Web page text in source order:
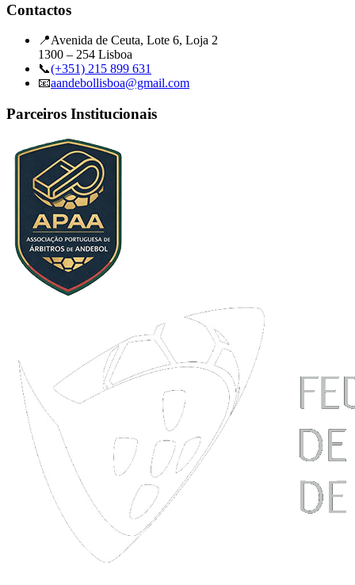
Contactos
📍Avenida de Ceuta, Lote 6, Loja 2
1300 – 254 Lisboa
📞(+351) 215 899 631
📧aandebollisboa@gmail.com
Parceiros Institucionais